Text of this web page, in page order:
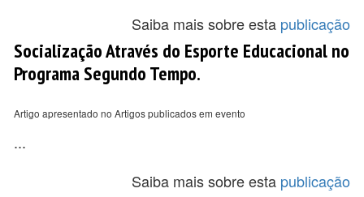
Saiba mais sobre esta publicação
Socialização Através do Esporte Educacional no
Programa Segundo Tempo.
Artigo apresentado no Artigos publicados em evento
...
Saiba mais sobre esta publicação